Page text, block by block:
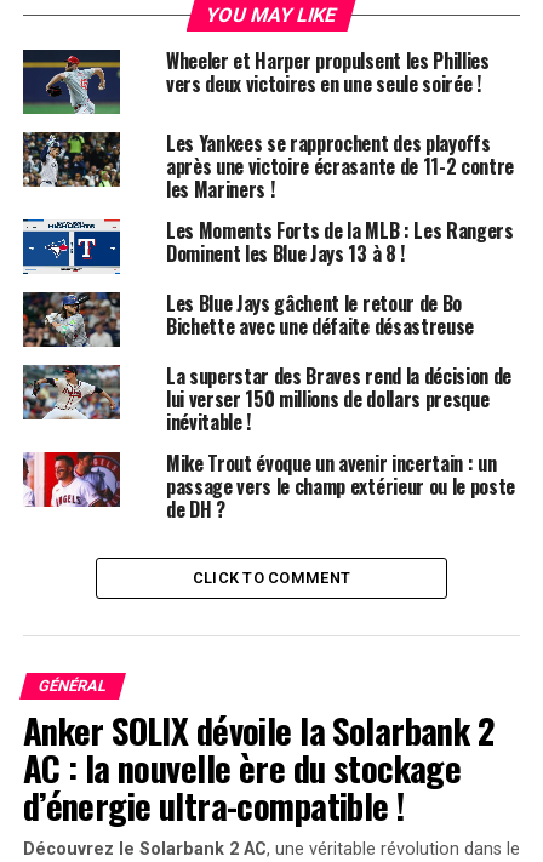
entamé des discussions avec les Tigers de Detroit pour
acquérir le lanceur Jack Flaherty.
Les Yankees sont en pourparlers avancés pour échanger
Nestor Cortes si Flaherty rejoint l’équipe. Bien que
l’ajout de ce lanceur en pleine forme renforcerait
l’effectif, cela ne suffira pas à faire des Yankees de
véritables prétendants à la Série mondiale.
Flaherty affiche actuellement une ERA de 2,95, avec 133
retraits au bâton, un WHIP de 0,96 et a lancé 106,2
manches cette saison. Fait remarquable, il réalise en
moyenne plus de 11 retraits au bâton par neuf manches.
Il montre un excellent niveau de jeu en 2024, malgré les
difficultés de son équipe des Tigers, et serait d’une aide
immédiate pour une rotation des Yankees qui a
largement déçu.
performances impressionnantes, il ne pourra pas
résoudre tous les problèmes d’une équipe qui a peiné au
cours des six dernières semaines.
À moins que Cole ne parvienne à surmonter une saison
atypiquement mauvaise, due à des blessures et à un
manque de contrôle, et que Cortes, Rodon et Marcus
Stroman ne montrent une amélioration constante,
l’équipe continuera à rencontrer des difficultés sur le
monticule.
YOU MAY LIKE
Wheeler et Harper propulsent les Phillies
vers deux victoires en une seule soirée !
Les Yankees se rapprochent des playoffs
après une victoire écrasante de 11-2 contre
les Mariners !
Les Moments Forts de la MLB : Les Rangers
Dominent les Blue Jays 13 à 8 !
Les Blue Jays gâchent le retour de Bo
Bichette avec une défaite désastreuse
La superstar des Braves rend la décision de
lui verser 150 millions de dollars presque
inévitable !
Mike Trout évoque un avenir incertain : un
passage vers le champ extérieur ou le poste
de DH ?
CLICK TO COMMENT
GÉNÉRAL
Anker SOLIX dévoile la Solarbank 2
AC : la nouvelle ère du stockage
d’énergie ultra-compatible !
Découvrez le Solarbank 2 AC, une véritable révolution dans le